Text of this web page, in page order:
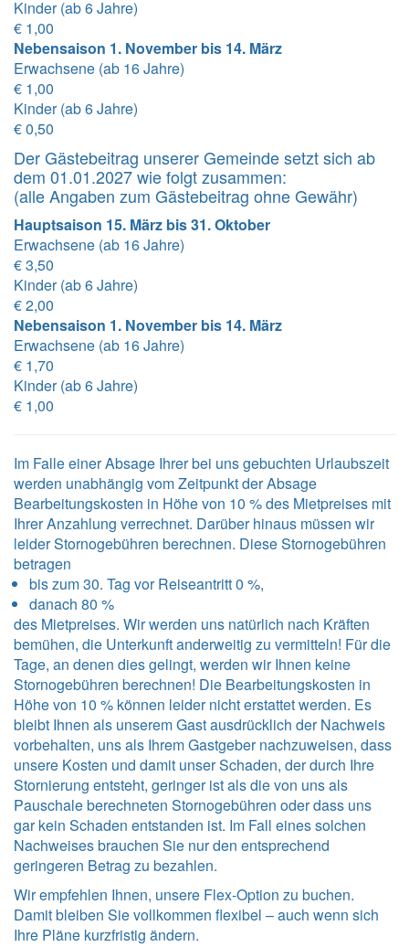
Kinder (ab 6 Jahre)
€ 1,00
Nebensaison 1. November bis 14. März
Erwachsene (ab 16 Jahre)
€ 1,00
Kinder (ab 6 Jahre)
€ 0,50
Der Gästebeitrag unserer Gemeinde setzt sich ab
dem 01.01.2027 wie folgt zusammen:
(alle Angaben zum Gästebeitrag ohne Gewähr)
Hauptsaison 15. März bis 31. Oktober
Erwachsene (ab 16 Jahre)
€ 3,50
Kinder (ab 6 Jahre)
€ 2,00
Nebensaison 1. November bis 14. März
Erwachsene (ab 16 Jahre)
€ 1,70
Kinder (ab 6 Jahre)
€ 1,00
Im Falle einer Absage Ihrer bei uns gebuchten Urlaubszeit
werden unabhängig vom Zeitpunkt der Absage
Bearbeitungskosten in Höhe von 10 % des Mietpreises mit
Ihrer Anzahlung verrechnet. Darüber hinaus müssen wir
leider Stornogebühren berechnen. Diese Stornogebühren
betragen
bis zum 30. Tag vor Reiseantritt 0 %,
danach 80 %
des Mietpreises. Wir werden uns natürlich nach Kräften
bemühen, die Unterkunft anderweitig zu vermitteln! Für die
Tage, an denen dies gelingt, werden wir Ihnen keine
Stornogebühren berechnen! Die Bearbeitungskosten in
Höhe von 10 % können leider nicht erstattet werden. Es
bleibt Ihnen als unserem Gast ausdrücklich der Nachweis
vorbehalten, uns als Ihrem Gastgeber nachzuweisen, dass
unsere Kosten und damit unser Schaden, der durch Ihre
Stornierung entsteht, geringer ist als die von uns als
Pauschale berechneten Stornogebühren oder dass uns
gar kein Schaden entstanden ist. Im Fall eines solchen
Nachweises brauchen Sie nur den entsprechend
geringeren Betrag zu bezahlen.
Wir empfehlen Ihnen, unsere Flex-Option zu buchen.
Damit bleiben Sie vollkommen flexibel – auch wenn sich
Ihre Pläne kurzfristig ändern.